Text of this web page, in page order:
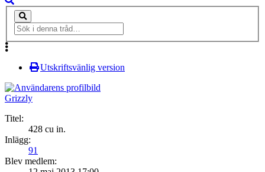
Utskriftsvänlig version
Grizzly
Titel:
428 cu in.
Inlägg:
91
Blev medlem: